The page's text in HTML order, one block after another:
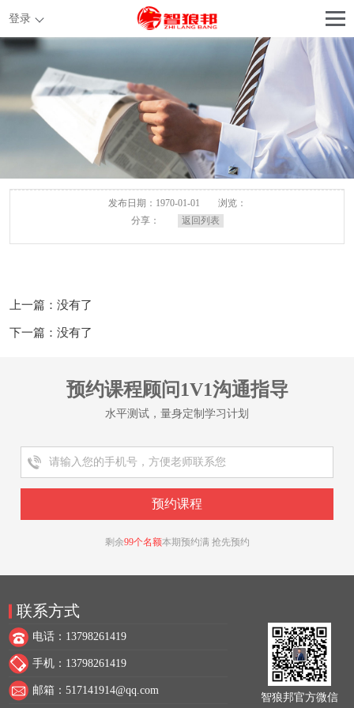
登录
发布日期：1970-01-01
浏览：
分享：
返回列表
上一篇：没有了
下一篇：没有了
预约课程顾问1V1沟通指导
水平测试，量身定制学习计划
剩余99个名额本期预约满 抢先预约
智狼邦官方微信
联系方式
电话：13798261419
手机：13798261419
邮箱：517141914@qq.com